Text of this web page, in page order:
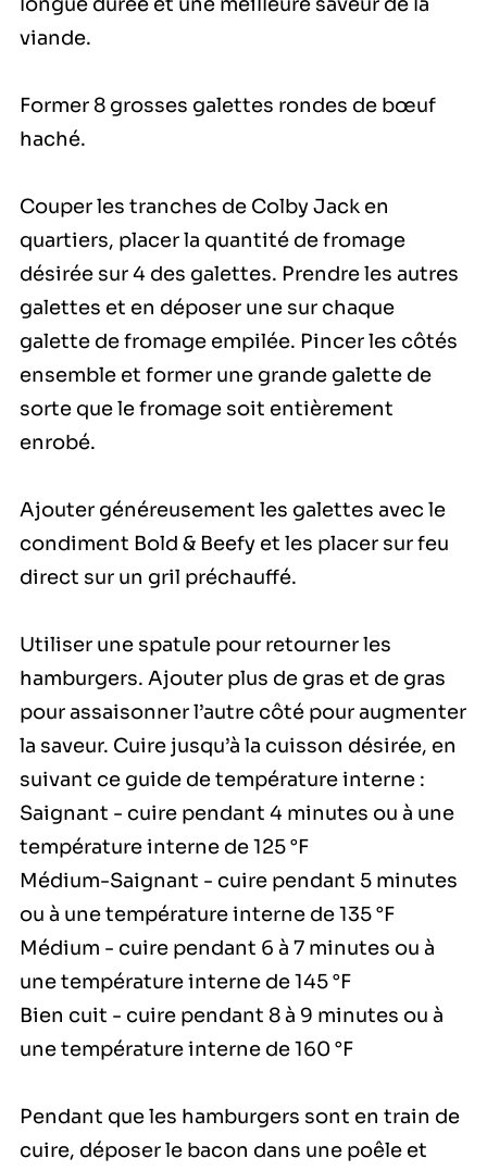
viande.
Former 8 grosses galettes rondes de bœuf
haché.
Couper les tranches de Colby Jack en
quartiers, placer la quantité de fromage
désirée sur 4 des galettes. Prendre les autres
galettes et en déposer une sur chaque
galette de fromage empilée. Pincer les côtés
ensemble et former une grande galette de
sorte que le fromage soit entièrement
enrobé.
Ajouter généreusement les galettes avec le
condiment Bold & Beefy et les placer sur feu
direct sur un gril préchauffé.
Utiliser une spatule pour retourner les
hamburgers. Ajouter plus de gras et de gras
pour assaisonner l’autre côté pour augmenter
la saveur. Cuire jusqu’à la cuisson désirée, en
suivant ce guide de température interne :
Saignant - cuire pendant 4 minutes ou à une
température interne de 125 °F
Médium-Saignant - cuire pendant 5 minutes
ou à une température interne de 135 °F
Médium - cuire pendant 6 à 7 minutes ou à
une température interne de 145 °F
Bien cuit - cuire pendant 8 à 9 minutes ou à
une température interne de 160 °F
Pendant que les hamburgers sont en train de
cuire, déposer le bacon dans une poêle et